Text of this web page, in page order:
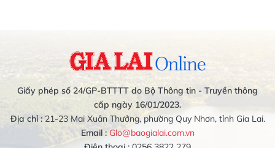
Giấy phép số 24/GP-BTTTT do Bộ Thông tin - Truyền thông
cấp ngày 16/01/2023.
Địa chỉ :21-23 Mai Xuân Thưởng, phường Quy Nhơn, tỉnh Gia Lai.
Email : Glo@baogialai.com.vn